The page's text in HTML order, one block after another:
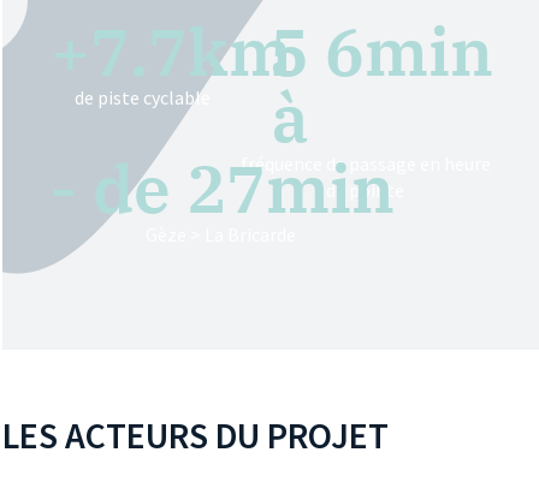
de piste cyclable
km
fréquence de passage en heure
de pointe
5
à
6min
- de 27min
LES ACTEURS DU PROJET